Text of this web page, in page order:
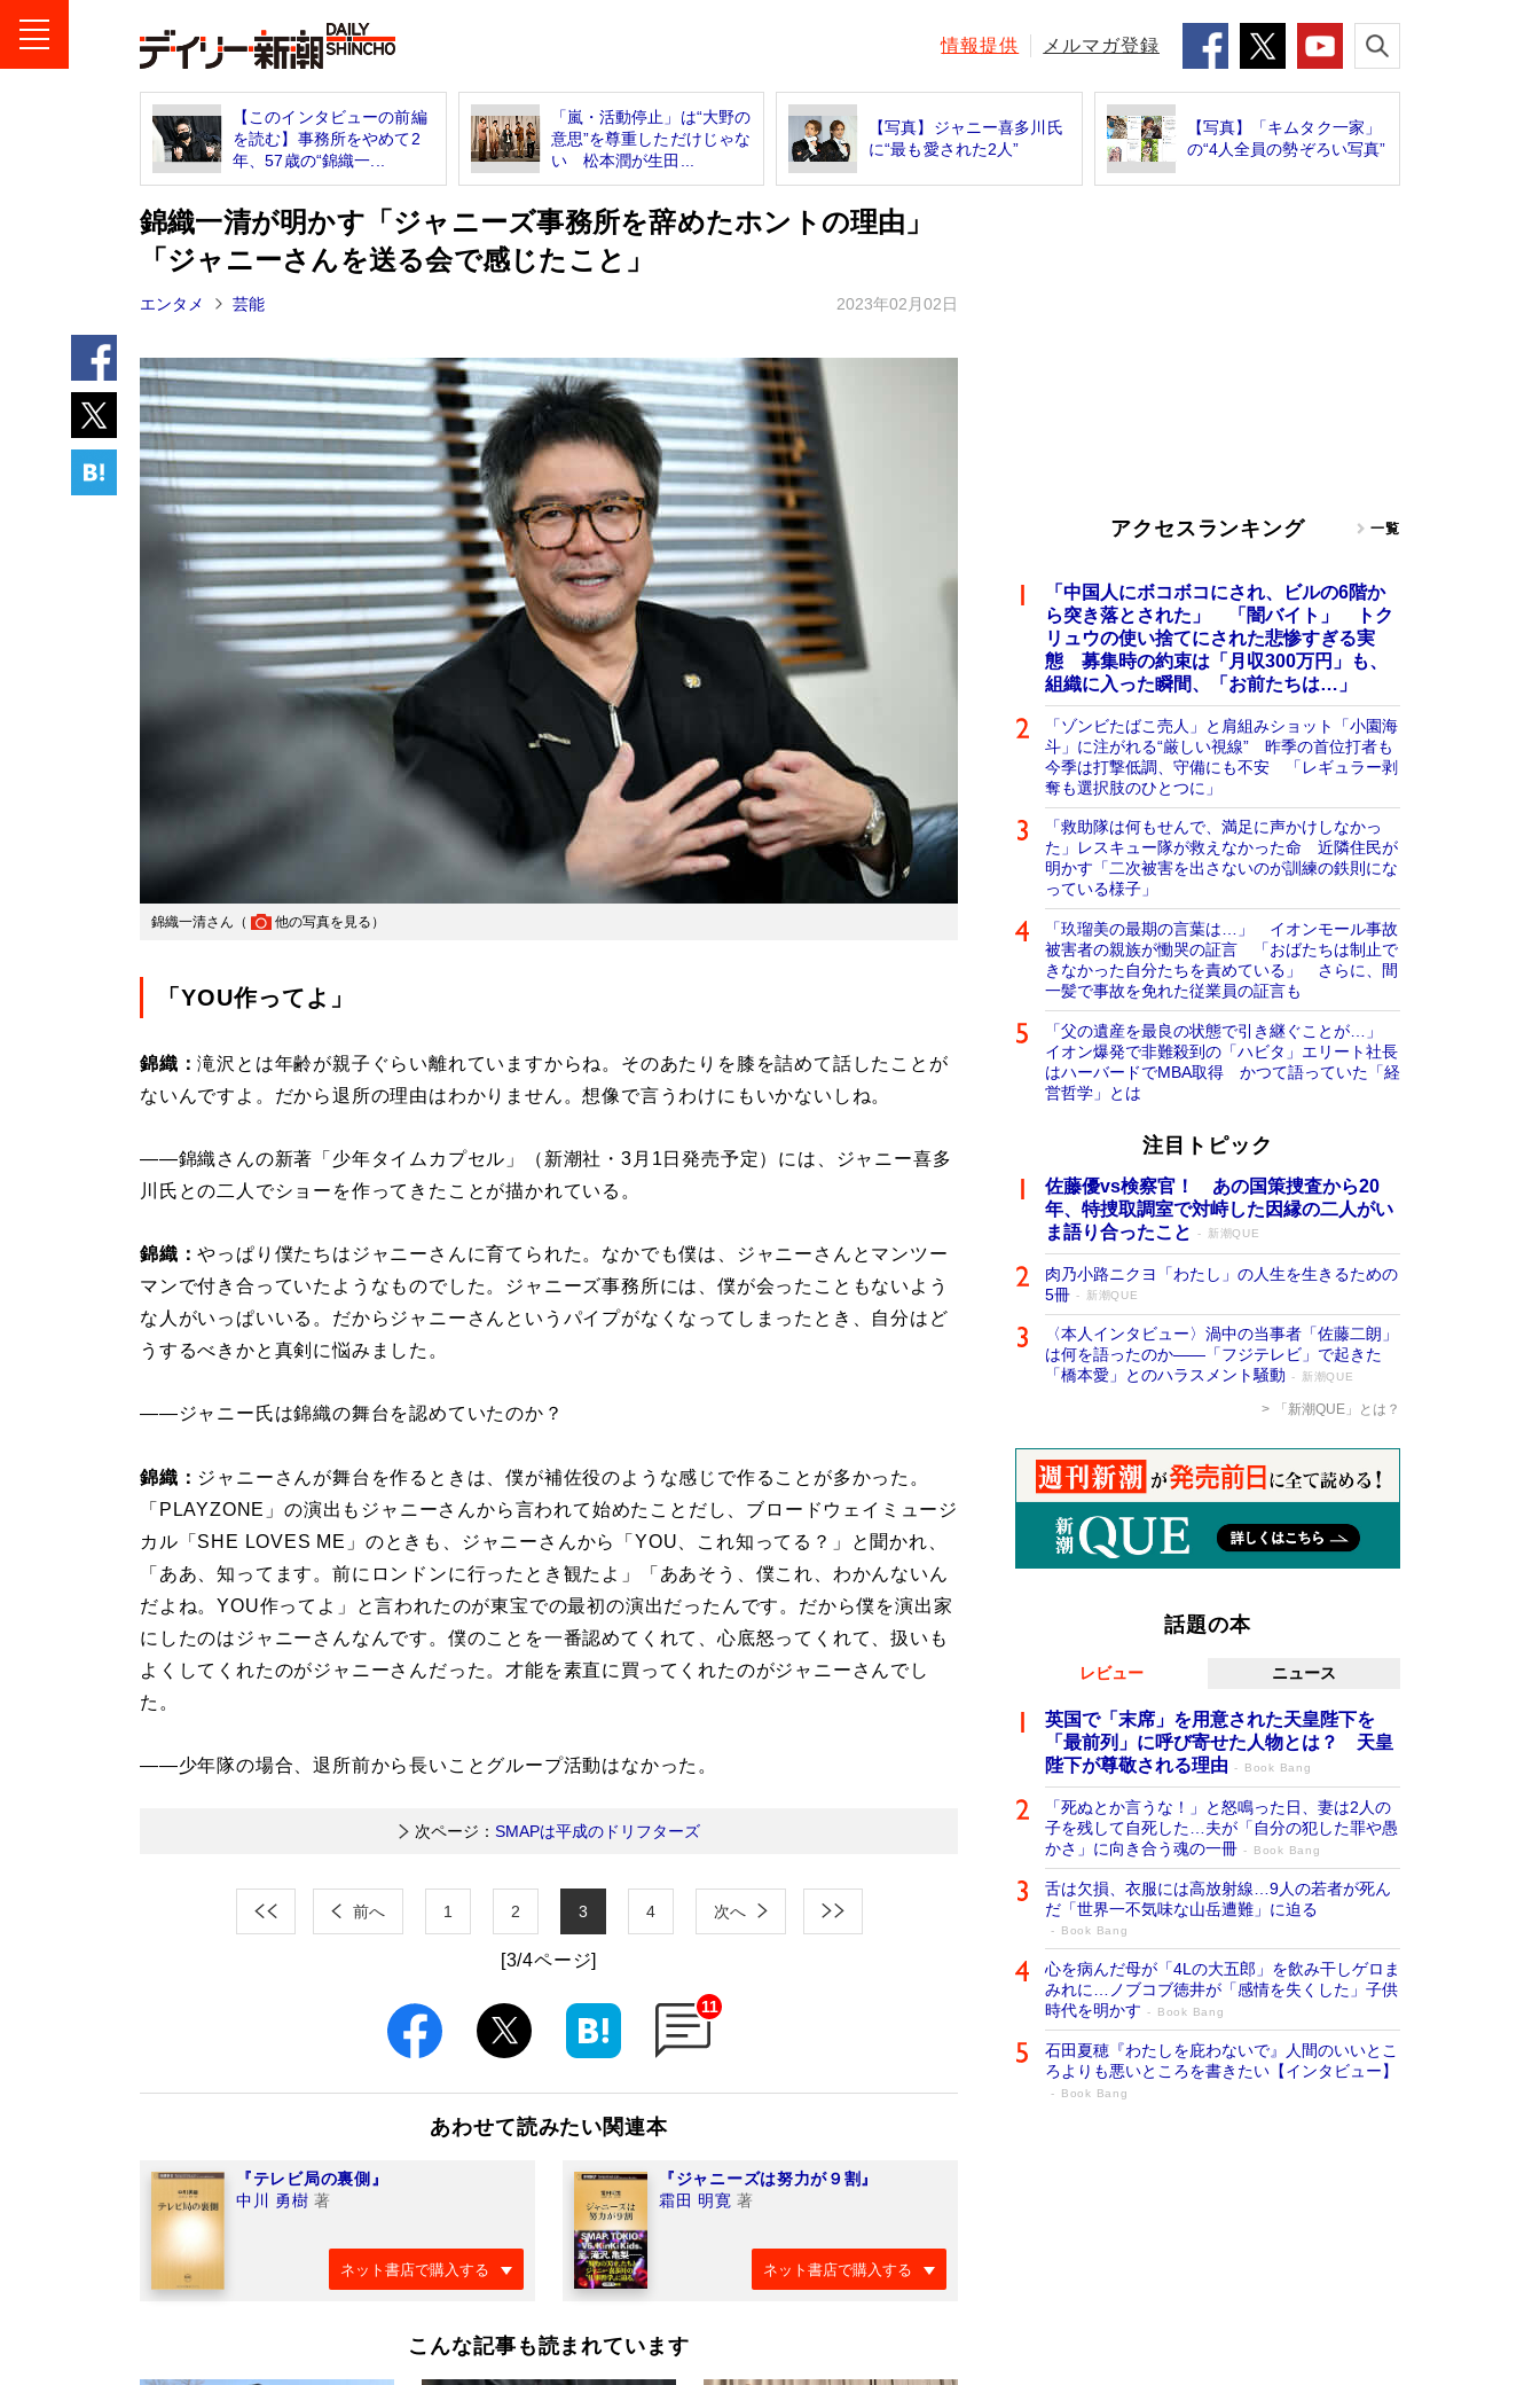
情報提供 メルマガ登録
【このインタビューの前編
を読む】事務所をやめて2
年、57歳の“錦織一...
「嵐・活動停止」は“大野の
意思”を尊重しただけじゃな
い 松本潤が生田...
【写真】ジャニー喜多川氏
に“最も愛された2人”
【写真】「キムタク一家」
の“4人全員の勢ぞろい写真”
錦織一清が明かす「ジャニーズ事務所を辞めたホントの理由」
「ジャニーさんを送る会で感じたこと」
エンタメ 芸能 2023年02月02日
錦織一清さん（ 他の写真を見る ）
「YOU作ってよ」
錦織：滝沢とは年齢が親子ぐらい離れていますからね。そのあたりを膝を詰めて話したことが
ないんですよ。だから退所の理由はわかりません。想像で言うわけにもいかないしね。
――錦織さんの新著「少年タイムカプセル」（新潮社・3月1日発売予定）には、ジャニー喜多
川氏との二人でショーを作ってきたことが描かれている。
錦織：やっぱり僕たちはジャニーさんに育てられた。なかでも僕は、ジャニーさんとマンツー
マンで付き合っていたようなものでした。ジャニーズ事務所には、僕が会ったこともないよう
な人がいっぱいいる。だからジャニーさんというパイプがなくなってしまったとき、自分はど
うするべきかと真剣に悩みました。
――ジャニー氏は錦織の舞台を認めていたのか？
錦織： ジャニーさんが舞台を作るときは、僕が補佐役のような感じで作ることが多かった。
「PLAYZONE」の演出もジャニーさんから言われて始めたことだし、ブロードウェイミュージ
カル「SHE LOVES ME」のときも、ジャニーさんから「YOU、これ知ってる？」と聞かれ、
「ああ、知ってます。前にロンドンに行ったとき観たよ」「ああそう、僕これ、わかんないん
だよね。YOU作ってよ」と言われたのが東宝での最初の演出だったんです。だから僕を演出家
にしたのはジャニーさんなんです。僕のことを一番認めてくれて、心底怒ってくれて、扱いも
よくしてくれたのがジャニーさんだった。才能を素直に買ってくれたのがジャニーさんでし
た。
――少年隊の場合、退所前から長いことグループ活動はなかった。
次ページ： SMAPは平成のドリフターズ
前へ 1 2 3 4 次へ
[3/4ページ]
11
あわせて読みたい関連本
『テレビ局の裏側』
中川 勇樹 著
ネット書店で購入する
『ジャニーズは努力が９割』
霜田 明寛 著
ネット書店で購入する
こんな記事も読まれています
アクセスランキング 一覧
「中国人にボコボコにされ、ビルの6階か
ら突き落とされた」 「闇バイト」 トク
リュウの使い捨てにされた悲惨すぎる実
態 募集時の約束は「月収300万円」も、
組織に入った瞬間、「お前たちは…」
「ゾンビたばこ売人」と肩組みショット「小園海
斗」に注がれる“厳しい視線” 昨季の首位打者も
今季は打撃低調、守備にも不安 「レギュラー剥
奪も選択肢のひとつに」
「救助隊は何もせんで、満足に声かけしなかっ
た」レスキュー隊が救えなかった命 近隣住民が
明かす「二次被害を出さないのが訓練の鉄則にな
っている様子」
「玖瑠美の最期の言葉は…」 イオンモール事故
被害者の親族が慟哭の証言 「おばたちは制止で
きなかった自分たちを責めている」 さらに、間
一髪で事故を免れた従業員の証言も
「父の遺産を最良の状態で引き継ぐことが…」
イオン爆発で非難殺到の「ハビタ」エリート社長
はハーバードでMBA取得 かつて語っていた「経
営哲学」とは
注目トピック
佐藤優vs検察官！ あの国策捜査から20
年、特捜取調室で対峙した因縁の二人がい
ま語り合ったこと
新潮QUE
肉乃小路ニクヨ「わたし」の人生を生きるための
5冊
新潮QUE
〈本人インタビュー〉渦中の当事者「佐藤二朗」
は何を語ったのか――「フジテレビ」で起きた
「橋本愛」とのハラスメント騒動
新潮QUE
「新潮QUE」とは？
話題の本
レビュー ニュース
英国で「末席」を用意された天皇陛下を
「最前列」に呼び寄せた人物とは？ 天皇
陛下が尊敬される理由
Book Bang
「死ぬとか言うな！」と怒鳴った日、妻は2人の
子を残して自死した…夫が「自分の犯した罪や愚
かさ」に向き合う魂の一冊
Book Bang
舌は欠損、衣服には高放射線…9人の若者が死ん
だ「世界一不気味な山岳遭難」に迫る
Book Bang
心を病んだ母が「4Lの大五郎」を飲み干しゲロま
みれに…ノブコブ徳井が「感情を失くした」子供
時代を明かす
Book Bang
石田夏穂『わたしを庇わないで』人間のいいとこ
ろよりも悪いところを書きたい【インタビュー】
Book Bang